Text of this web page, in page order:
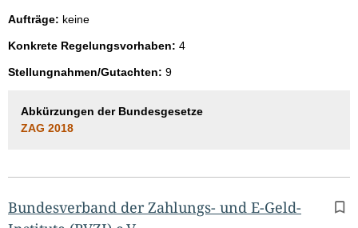
Aufträge: keine
Konkrete Regelungsvorhaben: 4
Stellungnahmen/Gutachten: 9
Abkürzungen der Bundesgesetze
ZAG 2018
Bundesverband der Zahlungs- und E-Geld-